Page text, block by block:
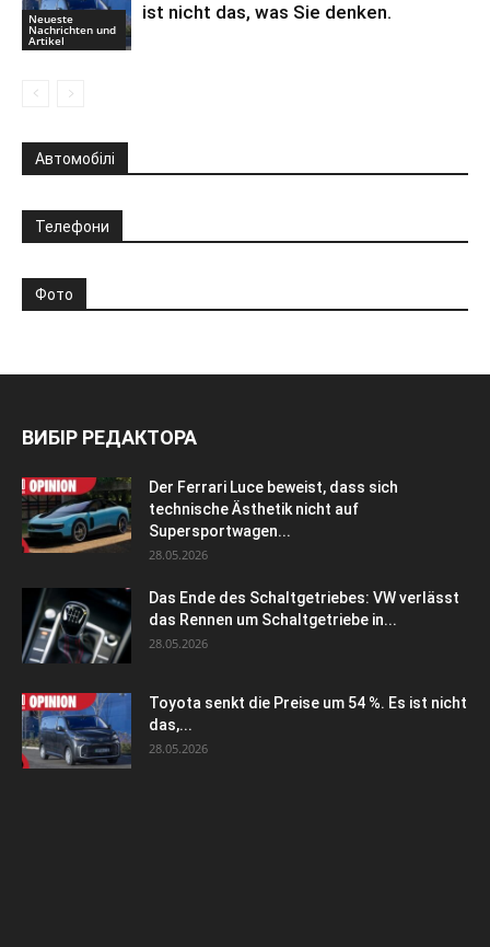
Neueste
Nachrichten und
Artikel
ist nicht das, was Sie denken.
Автомобілі
Телефони
Фото
ВИБІР РЕДАКТОРА
Der Ferrari Luce beweist, dass sich
technische Ästhetik nicht auf
Supersportwagen...
28.05.2026
Das Ende des Schaltgetriebes: VW verlässt
das Rennen um Schaltgetriebe in...
28.05.2026
Toyota senkt die Preise um 54 %. Es ist nicht
das,...
28.05.2026